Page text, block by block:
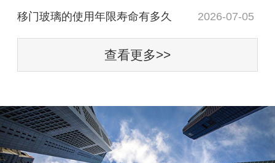
移门玻璃的使用年限寿命有多久 2026-07-05
查看更多>>